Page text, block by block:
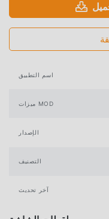
اسم التطبيق
ميزات MOD
الإصدار
التصنيف
آخر تحديث